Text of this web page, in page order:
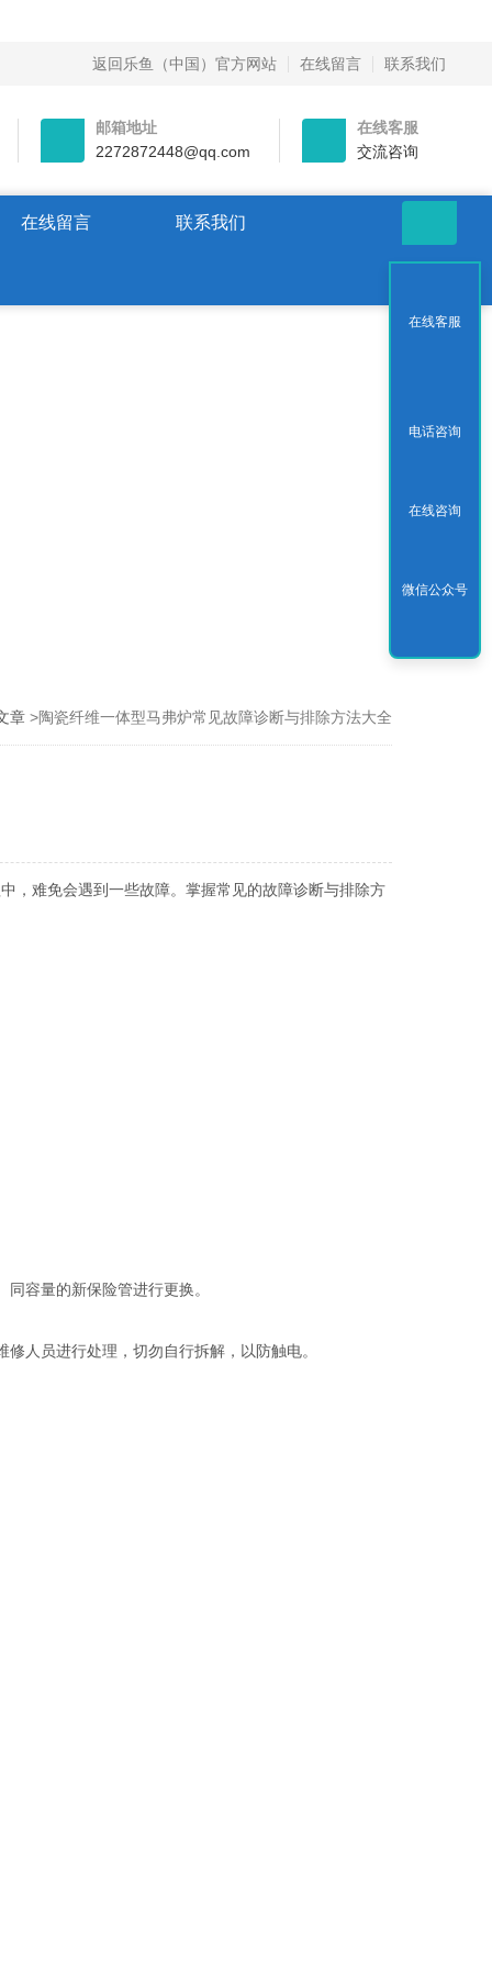
返回乐鱼（中国）官方网站 在线留言 联系我们
邮箱地址
2272872448@qq.com
在线客服
交流咨询
在线留言 联系我们
章>陶瓷纤维一体型马弗炉常见故障诊断与排除方法大全
难免会遇到一些故障。掌握常见的故障诊断与排除方
容量的新保险管进行更换。
人员进行处理，切勿自行拆解，以防触电。
在线客服
电话咨询
在线咨询
微信公众号